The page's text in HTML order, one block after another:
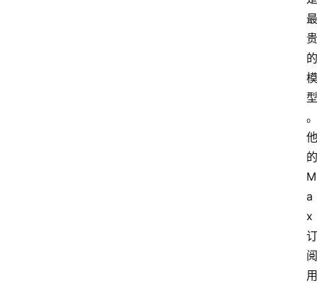
最
贵
的
模
型
。
他
的
M
a
x
订
阅
用